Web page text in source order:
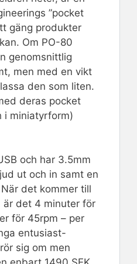
”pocket
gäng produkter
Om PO-80
genomsnittlig
men med en vikt
den som liten.
deras pocket
i miniatyrform)
och har 3.5mm
ut och in samt en
det kommer till
är det 4 minuter för
för 45rpm – per
entusiast-
sig om men